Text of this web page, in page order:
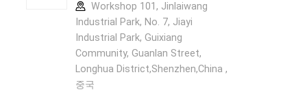
Workshop 101, Jinlaiwang
Industrial Park, No. 7, Jiayi
Industrial Park, Guixiang
Community, Guanlan Street,
Longhua District,Shenzhen,China ,
중국